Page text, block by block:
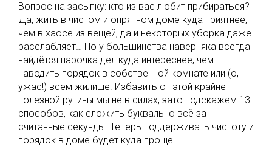
Вопрос на засыпку: кто из вас любит прибираться?
Да, жить в чистом и опрятном доме куда приятнее,
чем в хаосе из вещей, да и некоторых уборка даже
расслабляет… Но у большинства наверняка всегда
найдётся парочка дел куда интереснее, чем
наводить порядок в собственной комнате или (о,
ужас!) всём жилище. Избавить от этой крайне
полезной рутины мы не в силах, зато подскажем 13
способов, как сложить буквально всё за
считанные секунды. Теперь поддерживать чистоту и
порядок в доме будет куда проще.